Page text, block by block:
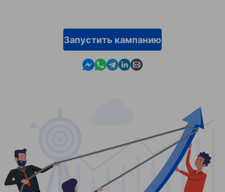
Запустить кампанию
Contact us in Messenger
Contact us in WhatsApp
Contact us in Telegram
Contact us in Linkedin
Contact us by email